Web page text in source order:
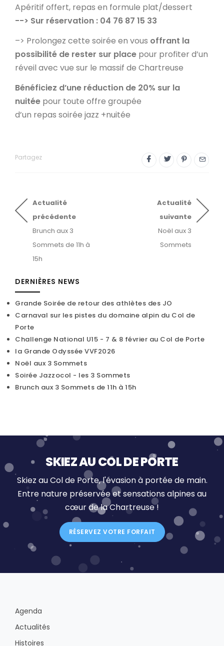
Apéritif offert, repas en formule plat/dessert
--> Sur réservation : 04 76 87 15 33
–> Prolongez cette soirée en vous offrant la
possibilité de rester sur place pour profiter d’un
réveil avec vue sur le massif de Chartreuse
Bénéficiez d’une réduction de 20% sur la
nuitée pour toute offre groupée
d’un repas soirée jazz +nuitée
Partagez
Actualité
précédente
Brunch aux 3
Sommets de 11h à
15h
Actualité
suivante
Noël aux 3
Sommets
DERNIÈRES NEWS
Grande Soirée de retour des athlètes des JO
Carnaval sur les pistes du domaine alpin du Col de
Porte
Challenge National U15 - 7 & 8 février au Col de Porte
la Grande Odyssée VVF2026
Noël aux 3 Sommets
Soirée Jazzocol - les 3 Sommets
Brunch aux 3 Sommets de 11h à 15h
SKIEZ AU COL DE PORTE
Skiez au Col de Porte, l'évasion à portée de main.
Entre nature préservée et sensations alpines au
cœur de la Chartreuse !
RÉSERVEZ VOTRE FORFAIT
Agenda
Actualités
Histoires